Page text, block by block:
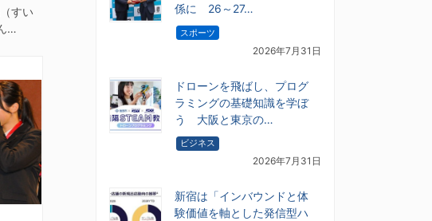
すい
…
係に 26～27…
スポーツ
2026年7月31日
ドローンを飛ばし、プログ
ラミングの基礎知識を学ぼ
う 大阪と東京の…
ビジネス
2026年7月31日
新宿は「インバウンドと体
験価値を軸とした発信型ハ